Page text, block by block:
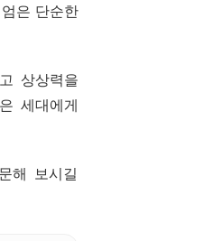
은 단순한
상상력을
세대에게
해 보시길